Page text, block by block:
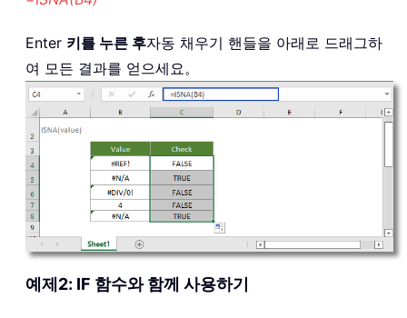
Enter 키를 누른 후자동 채우기 핸들을 아래로 드래그하
여 모든 결과를 얻으세요。
예제2: IF 함수와 함께 사용하기